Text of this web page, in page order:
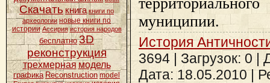
Скачать книга книги по
археологии новые книги по
истории Ассирия история народов
бесплатно 3D
реконструкция
трехмерная модель
графика Reconstruction model
муниципии.
История
3694 | Загрузок: 0 |
Дата: 18.05.2010|